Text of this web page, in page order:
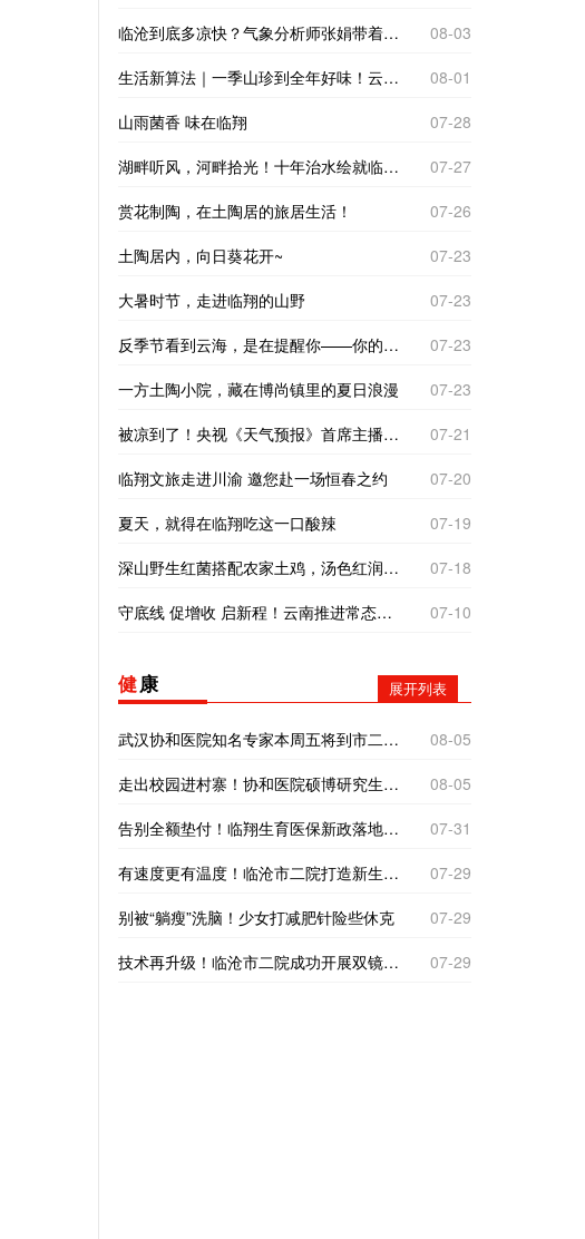
临沧到底多凉快？气象分析师张娟带着仪器来实测
08-03
生活新算法｜一季山珍到全年好味！云南临沧“树koko”里的致富经
08-01
山雨菌香 味在临翔
07-28
湖畔听风，河畔拾光！十年治水绘就临翔“家门口的诗与远方”
07-27
赏花制陶，在土陶居的旅居生活！
07-26
土陶居内，向日葵花开~
07-23
大暑时节，走进临翔的山野
07-23
反季节看到云海，是在提醒你——你的“云”气不差，别着急。错季的相遇，往往是最好的运气！
07-23
一方土陶小院，藏在博尚镇里的夏日浪漫
07-23
被凉到了！央视《天气预报》首席主播杨丹临沧之旅有惊喜
07-21
临翔文旅走进川渝 邀您赴一场恒春之约
07-20
夏天，就得在临翔吃这一口酸辣
07-19
深山野生红菌搭配农家土鸡，汤色红润鲜香浓郁，是雨季独有的山野滋补佳肴。
07-18
守底线 促增收 启新程！云南推进常态化帮扶持续巩固拓展脱贫攻坚成果
07-10
健康 展开列表
武汉协和医院知名专家本周五将到市二院义诊！
08-05
走出校园进村寨！协和医院硕博研究生到南美乡探寻基层医疗“真问题”
08-05
告别全额垫付！临翔生育医保新政落地，产检分娩直接现场报销
07-31
有速度更有温度！临沧市二院打造新生一站式体检专区
07-29
别被“躺瘦”洗脑！少女打减肥针险些休克
07-29
技术再升级！临沧市二院成功开展双镜联合腹腔镜袖状胃减重手术
07-29